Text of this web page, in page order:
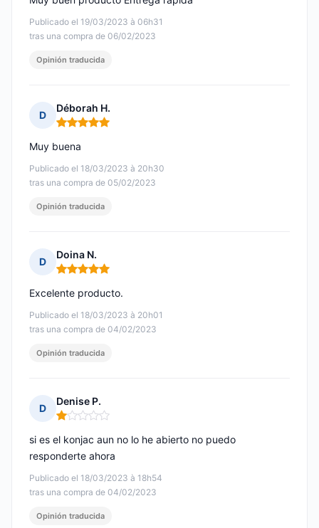
Publicado el 19/03/2023 à 06h31
tras una compra de 06/02/2023
Opinión traducida
D
Déborah H.
Nota: 5 de 5
Publicado el 18/03/2023 à 20h30
tras una compra de 05/02/2023
Muy buena
Opinión traducida
D
Doina N.
Nota: 5 de 5
Publicado el 18/03/2023 à 20h01
tras una compra de 04/02/2023
Excelente producto.
Opinión traducida
D
Denise P.
Nota: 1 de 5
Publicado el 18/03/2023 à 18h54
tras una compra de 04/02/2023
si es el konjac aun no lo he abierto no puedo
responderte ahora
Opinión traducida